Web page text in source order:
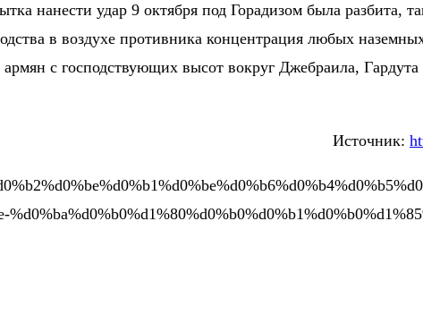
нанести удар 9 октября под Горадизом была разбита,
в воздухе противника концентрация любых
с господствующих высот вокруг Джебраила,
Источник: